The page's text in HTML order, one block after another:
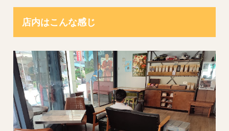
店内はこんな感じ